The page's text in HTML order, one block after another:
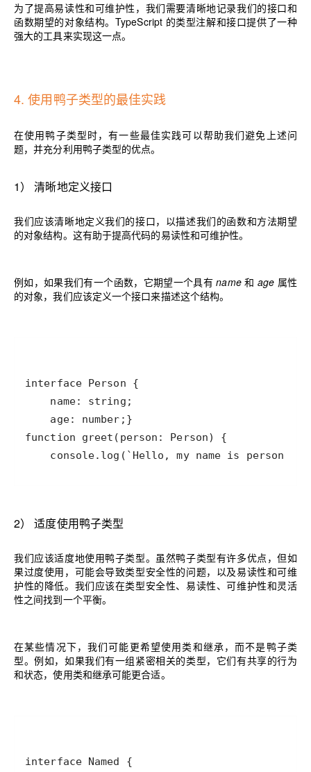
为了提高易读性和可维护性，我们需要清晰地记录我们的接口和
函数期望的对象结构。TypeScript 的类型注解和接口提供了一种
强大的工具来实现这一点。
4. 使用鸭子类型的最佳实践
在使用鸭子类型时，有一些最佳实践可以帮助我们避免上述问
题，并充分利用鸭子类型的优点。
1） 清晰地定义接口
我们应该清晰地定义我们的接口，以描述我们的函数和方法期望
的对象结构。这有助于提高代码的易读性和可维护性。
例如，如果我们有一个函数，它期望一个具有name和 age 属性
的对象，我们应该定义一个接口来描述这个结构。
console.log(`Hello, my name is
2） 适度使用鸭子类型
我们应该适度地使用鸭子类型。虽然鸭子类型有许多优点，但如
果过度使用，可能会导致类型安全性的问题，以及易读性和可维
护性的降低。我们应该在类型安全性、易读性、可维护性和灵活
性之间找到一个平衡。
在某些情况下，我们可能更希望使用类和继承，而不是鸭子类
型。例如，如果我们有一组紧密相关的类型，它们有共享的行为
和状态，使用类和继承可能更合适。